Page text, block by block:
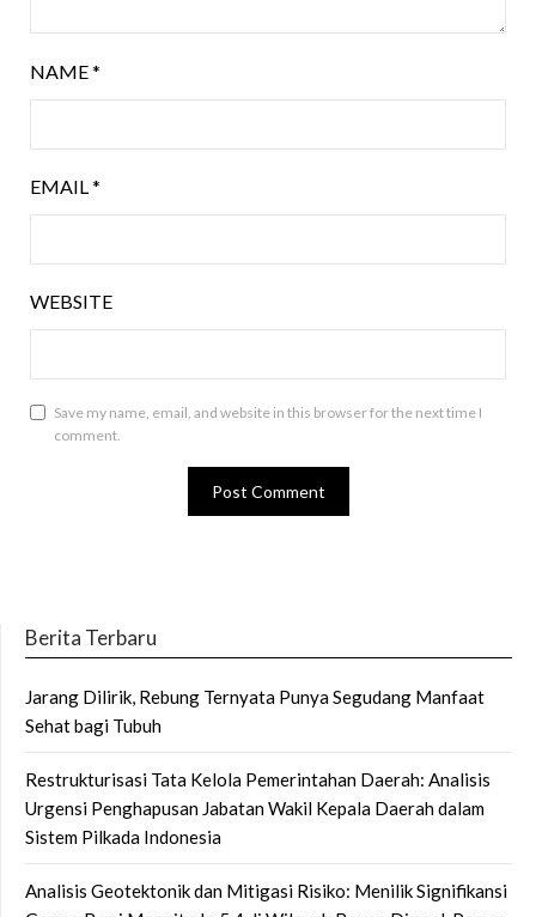
NAME*
EMAIL*
WEBSITE
Save my name, email, and website in this browser for the next time I
comment.
Berita Terbaru
Jarang Dilirik, Rebung Ternyata Punya Segudang Manfaat
Sehat bagi Tubuh
Restrukturisasi Tata Kelola Pemerintahan Daerah: Analisis
Urgensi Penghapusan Jabatan Wakil Kepala Daerah dalam
Sistem Pilkada Indonesia
Analisis Geotektonik dan Mitigasi Risiko: Menilik Signifikansi